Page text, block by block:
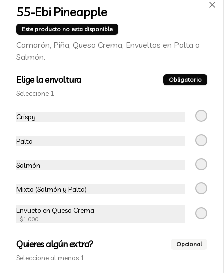
88 - White Oriental Rolls
Salmón, camarón furay, palta, pepino,
envuelto en queso crema, bañado en
salsa acevichada.
$6.990
VEGETARIANOS
-15%
111-Veggie Rolls
Pimentón, queso crema y almendras
$5.490$6.490
112-Niel Rolls
Champiñon furay, queso crema y
55-Ebi Pineapple
Este producto no esta disponible
Camarón, Piña, Queso Crema, Envueltos en Palta o
Salmón.
Elige la envoltura Obligatorio
Seleccione 1
Crispy
Palta
Salmón
Mixto (Salmón y Palta)
Envueto en Queso Crema
+$1.000
Quieres algún extra? Opcional
Seleccione al menos 1